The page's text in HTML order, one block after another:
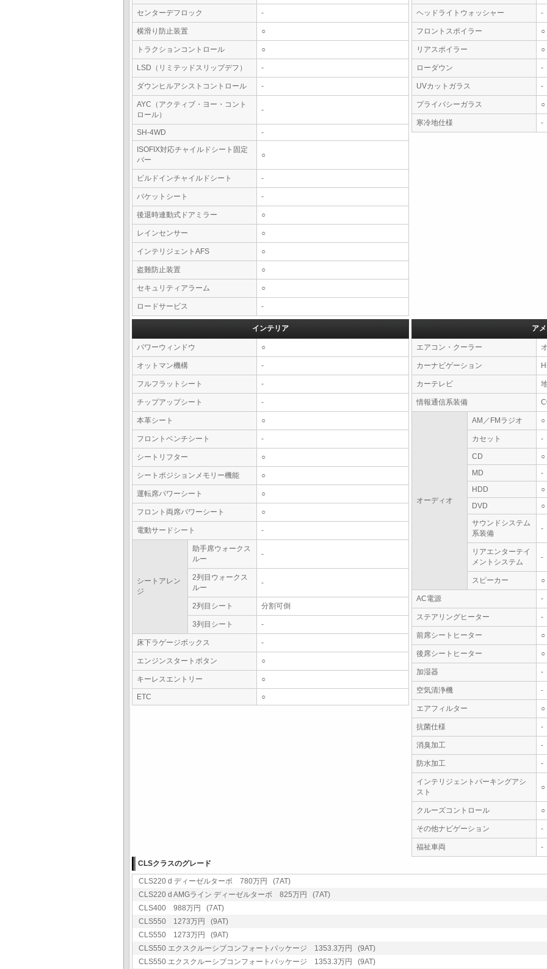
センターデフロック -
横滑り防止装置 ○
トラクションコントロール ○
LSD（リミテッドスリップデフ） -
ダウンヒルアシストコントロール -
AYC（アクティブ・ヨー・コント
ロール）
-
SH-4WD
-
ISOFIX対応チャイルドシート固定
バー
○
ビルドインチャイルドシート -
バケットシート -
後退時連動式ドアミラー ○
レインセンサー ○
インテリジェントAFS ○
盗難防止装置 ○
セキュリティアラーム ○
ロードサービス -
ヘッドライトウォッシャー -
フロントスポイラー ○
リアスポイラー ○
ローダウン -
UVカットガラス -
プライバシーガラス ○
寒冷地仕様 -
インテリア
パワーウィンドウ ○
オットマン機構 -
フルフラットシート -
チップアップシート -
本革シート ○
フロントベンチシート -
シートリフター ○
シートポジションメモリー機能 ○
運転席パワーシート ○
フロント両席パワーシート ○
電動サードシート -
シートアレン
ジ
助手席ウォークス
ルー
-
2列目ウォークス
ルー
-
2列目シート 分割可倒
3列目シート -
床下ラゲージボックス -
エンジンスタートボタン ○
キーレスエントリー ○
ETC ○
ア
エアコン・クーラー
カーナビゲーション
カーテレビ
情報通信系装備
オーディオ
AM／FMラジオ ○
カセット -
CD
○
MD
-
HDD
○
DVD
○
サウンドシステム
系装備
-
リアエンターテイ
メントシステム
-
スピーカー ○
AC電源 -
ステアリングヒーター -
前席シートヒーター ○
後席シートヒーター ○
加湿器 -
空気清浄機 -
エアフィルター ○
抗菌仕様 -
消臭加工 -
防水加工 -
インテリジェントパーキングアシ
スト
○
クルーズコントロール ○
その他ナビゲーション -
福祉車両
-
CLSクラスのグレード
CLS220 d ディーゼルターボ 780万円 (7AT)
CLS220 d AMGライン ディーゼルターボ 825万円 (7AT)
CLS400 988万円 (7AT)
CLS550 1273万円 (9AT)
CLS550 1273万円 (9AT)
CLS550 エクスクルーシブコンフォートパッケージ 1353.3万円 (9AT)
CLS550 エクスクルーシブコンフォートパッケージ 1353.3万円 (9AT)